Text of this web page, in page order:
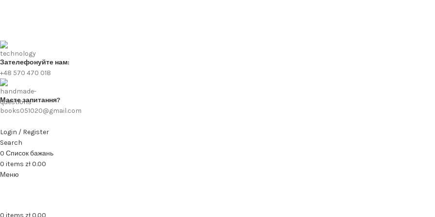
Зателефонуйте нам:
+48 570 470 018
Маєте запитання?
books051020@gmail.com
Login / Register
Search
0 Список бажань
0 items zł0.00
Меню
0 items zł0.00